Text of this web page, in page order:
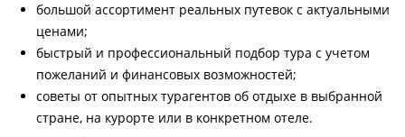
большой ассортимент реальных путевок с актуальными
ценами;
быстрый и профессиональный подбор тура с учетом
пожеланий и финансовых возможностей;
советы от опытных турагентов об отдыхе в выбранной
стране, на курорте или в конкретном отеле.